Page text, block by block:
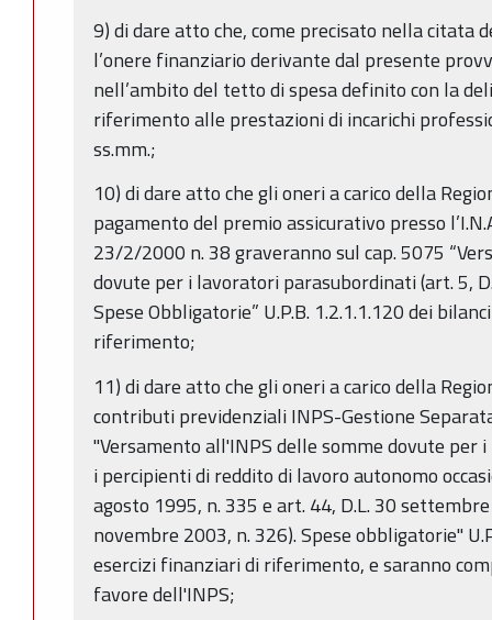
9) di dare atto che, come precisato nella citata
l’onere finanziario derivante dal presente
nell’ambito del tetto di spesa definito con la
riferimento alle prestazioni di incarichi
ss.mm.;
10) di dare atto che gli oneri a carico della
pagamento del premio assicurativo presso
23/2/2000 n. 38 graveranno sul cap. 5075
dovute per i lavoratori parasubordinati (art. 5,
Spese Obbligatorie” U.P.B. 1.2.1.1.120 dei
riferimento;
11) di dare atto che gli oneri a carico della
contributi previdenziali INPS-Gestione
"Versamento all'INPS delle somme dovute
i percipienti di reddito di lavoro autonomo
agosto 1995, n. 335 e art. 44, D.L. 30
novembre 2003, n. 326). Spese obbligatorie"
esercizi finanziari di riferimento, e saranno
favore dell'INPS;